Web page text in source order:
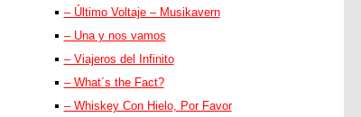
– Último Voltaje – Musikavern
– Una y nos vamos
– Viajeros del Infinito
– What´s the Fact?
– Whiskey Con Hielo, Por Favor